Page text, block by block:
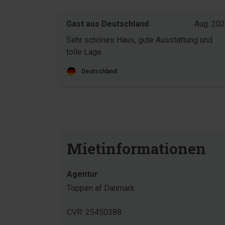
Gast aus Deutschland
Aug.
Sehr schönes Haus, gute Ausstattung und
tolle Lage.
Deutschland
Mietinformationen
Agentur
Toppen af Danmark
CVR: 25450388